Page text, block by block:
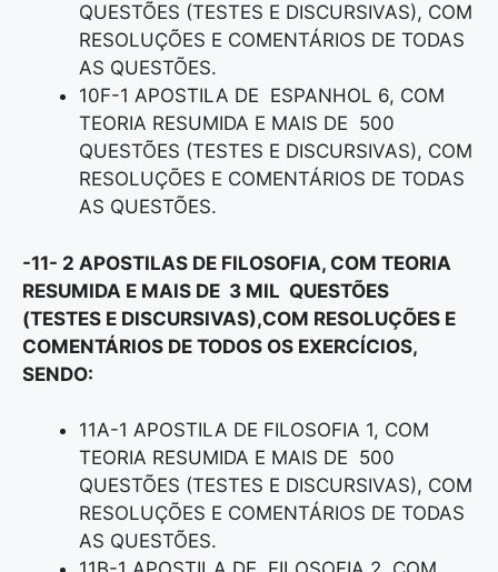
QUESTÕES (TESTES E DISCURSIVAS), COM
RESOLUÇÕES E COMENTÁRIOS DE TODAS
AS QUESTÕES.
10F-1 APOSTILA DE ESPANHOL 6, COM
TEORIA RESUMIDA E MAIS DE 500
QUESTÕES (TESTES E DISCURSIVAS), COM
RESOLUÇÕES E COMENTÁRIOS DE TODAS
AS QUESTÕES.
-11- 2 APOSTILAS DE FILOSOFIA, COM TEORIA
RESUMIDA E MAIS DE 3 MIL QUESTÕES
(TESTES E DISCURSIVAS),COM RESOLUÇÕES E
COMENTÁRIOS DE TODOS OS EXERCÍCIOS,
SENDO:
11A-1 APOSTILA DE FILOSOFIA 1, COM
TEORIA RESUMIDA E MAIS DE 500
QUESTÕES (TESTES E DISCURSIVAS), COM
RESOLUÇÕES E COMENTÁRIOS DE TODAS
AS QUESTÕES.